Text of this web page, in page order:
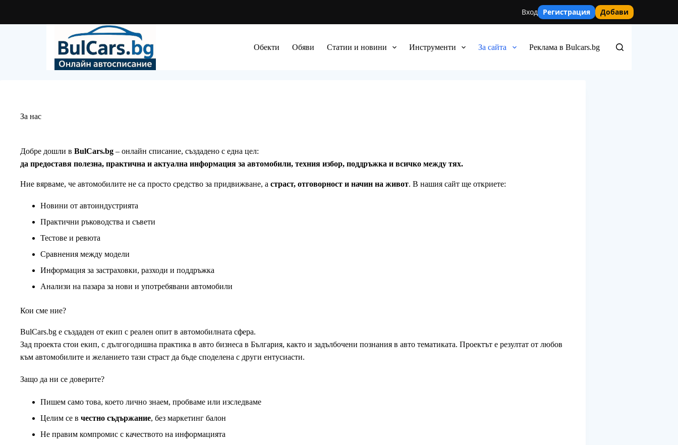
Вход Регистрация Добави
Обекти Обяви Статии и новини Инструменти За сайта Реклама в Bulcars.bg
За нас
Добре дошли в BulCars.bg – онлайн списание, създадено с една цел:
да предоставя полезна, практична и актуална информация за автомобили, техния избор, поддръжка и всичко между тях.
Ние вярваме, че автомобилите не са просто средство за придвижване, а страст, отговорност и начин на живот. В нашия сайт ще откриете:
Новини от автоиндустрията
Практични ръководства и съвети
Тестове и ревюта
Сравнения между модели
Информация за застраховки, разходи и поддръжка
Анализи на пазара за нови и употребявани автомобили
Кои сме ние?
BulCars.bg е създаден от екип с реален опит в автомобилната сфера.
Зад проекта стои екип, с дългогодишна практика в авто бизнеса в България, както и задълбочени познания в авто тематиката. Проектът е резултат от любов
към автомобилите и желанието тази страст да бъде споделена с други ентусиасти.
Защо да ни се доверите?
Пишем само това, което лично знаем, пробваме или изследваме
Целим се в честно съдържание, без маркетинг балон
Не правим компромис с качеството на информацията